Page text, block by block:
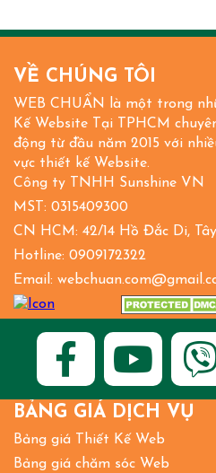
VỀ CHÚNG TÔI
WEB CHUẨN là một trong
Kế Website Tại TPHCM
động từ đầu năm 2015 với
vực thiết kế Website.
Công ty TNHH Sunshine VN
MST: 0315409300
CN HCM: 42/14 Hồ Đắc Di,
Hotline: 0909172322
Email:
BẢNG GIÁ DỊCH VỤ
Bảng giá Thiết Kế Web
Bảng giá chăm sóc Web